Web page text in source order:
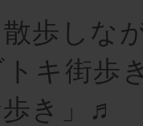
歩しな
キ街歩
き」♬